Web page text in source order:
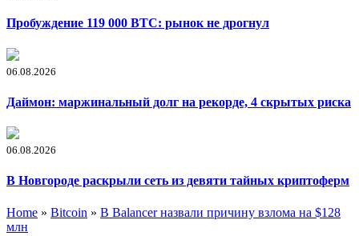
Пробуждение 119 000 BTC: рынок не дрогнул
06.08.2026
Даймон: маржинальный долг на рекорде, 4 скрытых риска
06.08.2026
В Новгороде раскрыли сеть из девяти тайных криптоферм
Home » Bitcoin » В Balancer назвали причину взлома на $128
млн